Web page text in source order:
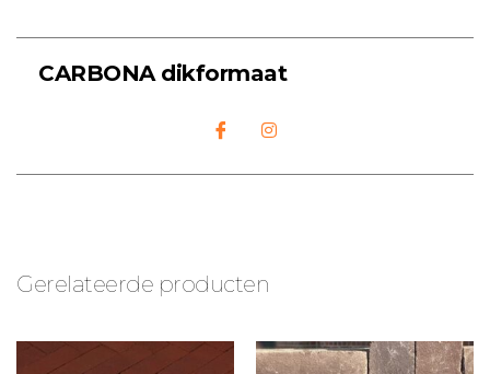
CARBONA dikformaat
Gerelateerde producten